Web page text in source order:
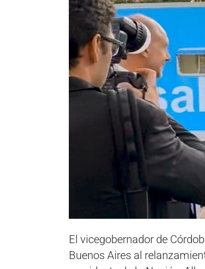
El vicegobernador de
Buenos Aires al